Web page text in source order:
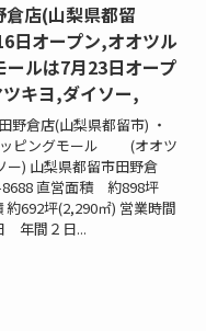
倉店(山梨県都留
日オープン,オオツル
ールは7月23日オープ
キヨ,ダイソー,
野倉店(山梨県都留市) ・
ッピングモール (オオツ
ー) 山梨県都留市田野倉
直営面積 約898坪
約692坪(2,290㎡) 営業時間
年間２日...